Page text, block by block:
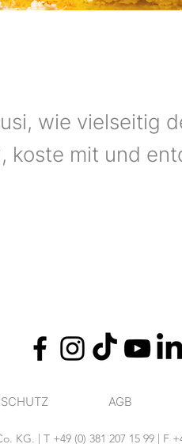
wie vielseitig
koste mit und
AGB
| T +49 (0) 381 207 15 99 | F